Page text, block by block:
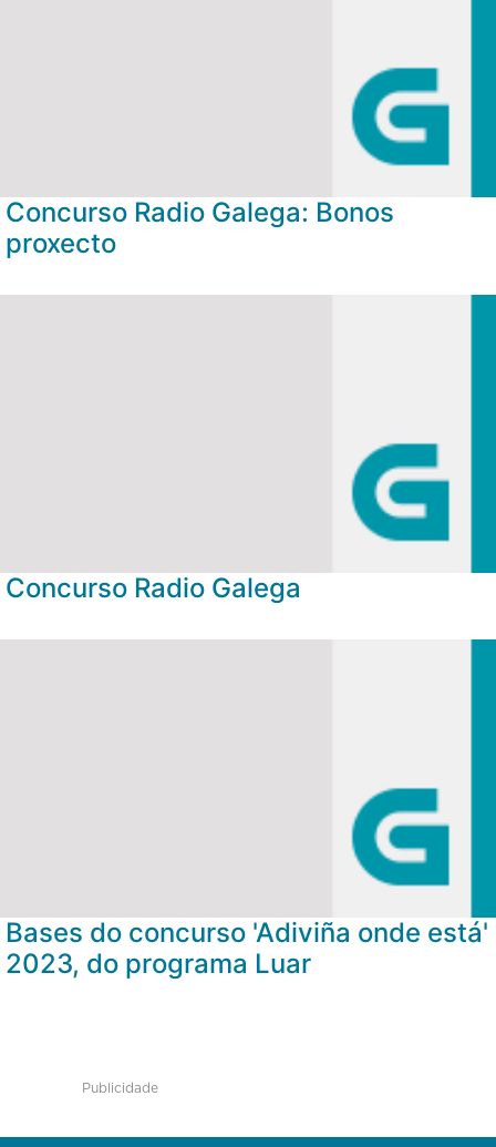
Concurso Radio Galega: Bonos
proxecto
Concurso Radio Galega
Bases do concurso 'Adiviña onde está'
2023, do programa Luar
Publicidade